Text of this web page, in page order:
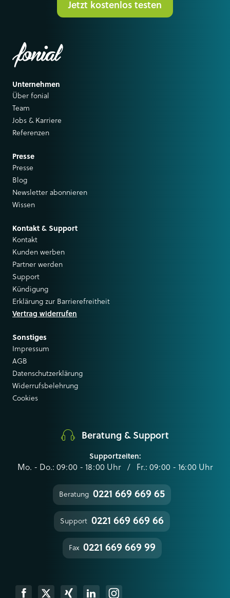
Jetzt kostenlos testen
Unternehmen
Über fonial
Team
Jobs & Karriere
Referenzen
Presse
Presse
Blog
Newsletter abonnieren
Wissen
Kontakt & Support
Kontakt
Kunden werben
Partner werden
Support
Kündigung
Erklärung zur Barrierefreitheit
Vertrag widerrufen
Sonstiges
Impressum
AGB
Datenschutzerklärung
Widerrufsbelehrung
Cookies
Beratung & Support
Supportzeiten:
Mo. - Do.: 09:00 - 18:00 Uhr / Fr.: 09:00 - 16:00 Uhr
Beratung 0221 669 669 65
Support 0221 669 669 66
Fax 0221 669 669 99
Xing LinkedinInstagram